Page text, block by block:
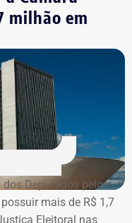
na votação até
pela Corte.
importava
que o material era
de refino na sua
era feita de
chegada do
de
só deveria pagar o
milhão em
Deputados pelo
mais de R$ 1,7
Eleitoral nas